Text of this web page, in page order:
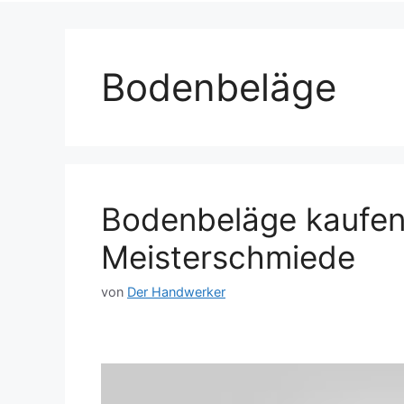
Bodenbeläge
Bodenbeläge
Meisterschmiede
von Der Handwerker